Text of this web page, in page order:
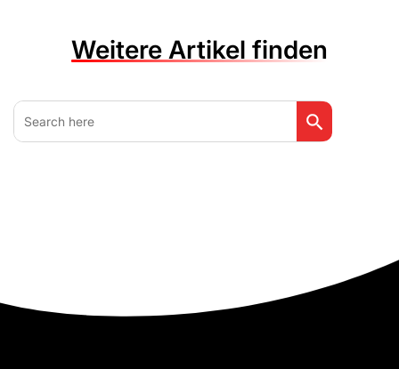
Weitere Artikel finden
Search
for:
Search Button